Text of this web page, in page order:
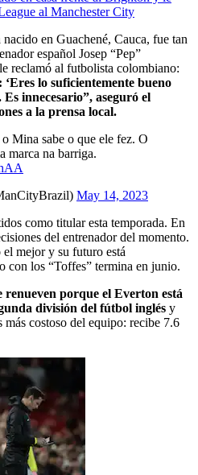
al Manchester City
en Guachené, Cauca, fue tan
español Josep “Pep”
reclamó al futbolista colombiano:
lo suficientemente bueno
Es innecesario”, aseguró el
a la prensa local.
Mina sabe o que ele fez. O
marca na barriga.
May 14, 2023
como titular esta temporada. En
del entrenador del momento.
mejor y su futuro está
con los “Toffes” termina en junio.
renueven porque el Everton está
división del fútbol inglés y
costoso del equipo: recibe 7.6